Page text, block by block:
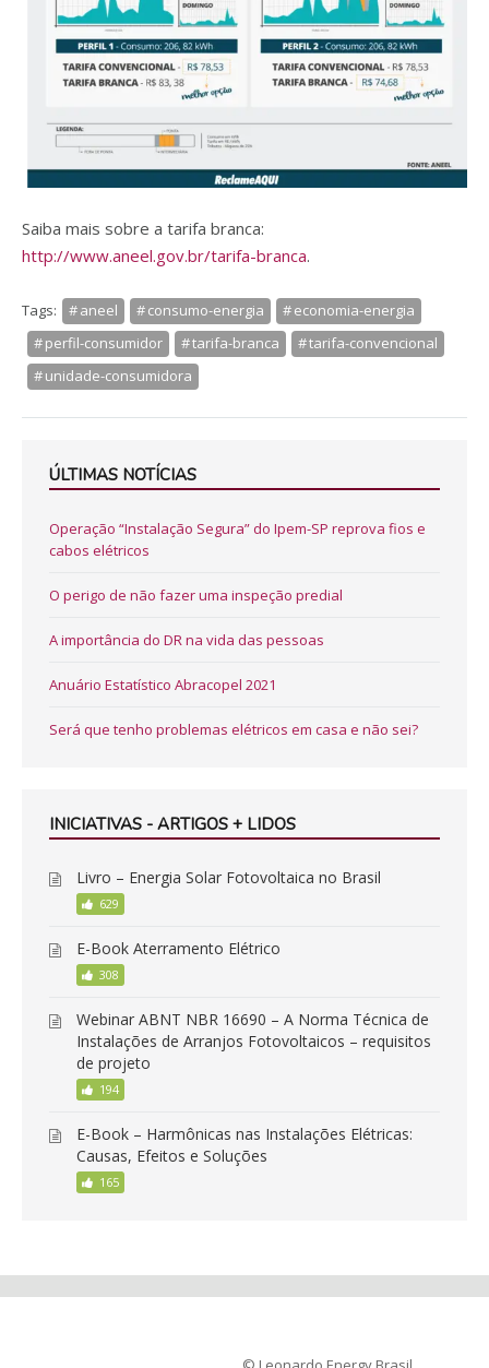
Saiba mais sobre a tarifa branca:
http://www.aneel.gov.br/tarifa-branca.
Tags: aneel consumo-energia
economia-energia
perfil-consumidor
tarifa-branca
tarifa-convencional
unidade-consumidora
ÚLTIMAS NOTÍCIAS
Operação “Instalação Segura” do Ipem-SP reprova fios e
cabos elétricos
O perigo de não fazer uma inspeção predial
A importância do DR na vida das pessoas
Anuário Estatístico Abracopel 2021
Será que tenho problemas elétricos em casa e não sei?
INICIATIVAS - ARTIGOS + LIDOS
Livro – Energia Solar Fotovoltaica no Brasil
629
E-Book Aterramento Elétrico
308
Webinar ABNT NBR 16690 – A Norma Técnica de
Instalações de Arranjos Fotovoltaicos – requisitos
de projeto
194
E-Book – Harmônicas nas Instalações Elétricas:
Causas, Efeitos e Soluções
165